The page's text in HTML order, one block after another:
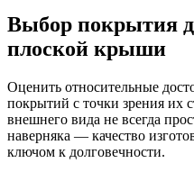
Выбор покрытия
плоской крыши
Оценить относительные
покрытий с точки зрения их
внешнего вида не всегда
наверняка — качество
ключом к долговечности.